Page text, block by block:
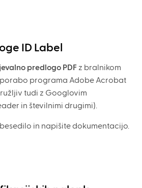
ID Label
predlogo PDF z bralnikom
programa Adobe Acrobat
tudi z Googlovim
in številnimi drugimi).
in napišite dokumentacijo.